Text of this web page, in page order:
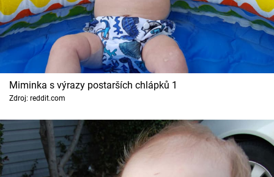
Cool Esport
Pořady
TV Program
Sledujte prima+
Přihlášení
Miminka s výrazy postarších chlápků 1
Zdroj: reddit.com